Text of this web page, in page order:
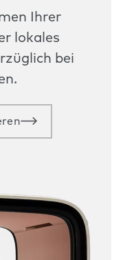
Ihrer
lokales
bei